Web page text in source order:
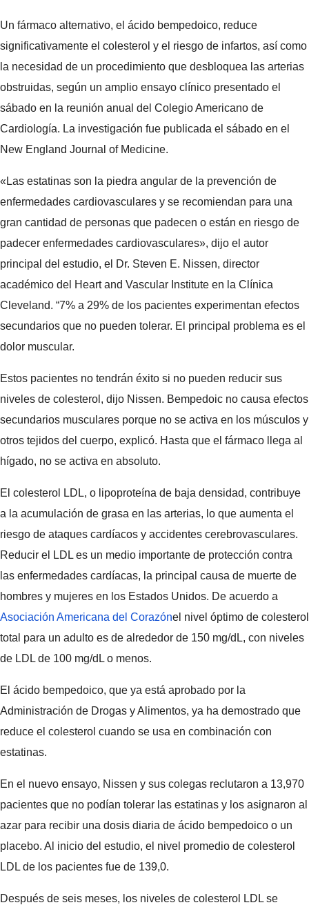
Un fármaco alternativo, el ácido bempedoico, reduce
significativamente el colesterol y el riesgo de infartos, así como
la necesidad de un procedimiento que desbloquea las arterias
obstruidas, según un amplio ensayo clínico presentado el
sábado en la reunión anual del Colegio Americano de
Cardiología. La investigación fue publicada el sábado en el
New England Journal of Medicine.
«Las estatinas son la piedra angular de la prevención de
enfermedades cardiovasculares y se recomiendan para una
gran cantidad de personas que padecen o están en riesgo de
padecer enfermedades cardiovasculares», dijo el autor
principal del estudio, el Dr. Steven E. Nissen, director
académico del Heart and Vascular Institute en la Clínica
Cleveland. “7% a 29% de los pacientes experimentan efectos
secundarios que no pueden tolerar. El principal problema es el
dolor muscular.
Estos pacientes no tendrán éxito si no pueden reducir sus
niveles de colesterol, dijo Nissen. Bempedoic no causa efectos
secundarios musculares porque no se activa en los músculos y
otros tejidos del cuerpo, explicó. Hasta que el fármaco llega al
hígado, no se activa en absoluto.
El colesterol LDL, o lipoproteína de baja densidad, contribuye
a la acumulación de grasa en las arterias, lo que aumenta el
riesgo de ataques cardíacos y accidentes cerebrovasculares.
Reducir el LDL es un medio importante de protección contra
las enfermedades cardíacas, la principal causa de muerte de
hombres y mujeres en los Estados Unidos. De acuerdo a
Asociación Americana del Corazónel nivel óptimo de colesterol
total para un adulto es de alrededor de 150 mg/dL, con niveles
de LDL de 100 mg/dL o menos.
El ácido bempedoico, que ya está aprobado por la
Administración de Drogas y Alimentos, ya ha demostrado que
reduce el colesterol cuando se usa en combinación con
estatinas.
En el nuevo ensayo, Nissen y sus colegas reclutaron a 13,970
pacientes que no podían tolerar las estatinas y los asignaron al
azar para recibir una dosis diaria de ácido bempedoico o un
placebo. Al inicio del estudio, el nivel promedio de colesterol
LDL de los pacientes fue de 139,0.
Después de seis meses, los niveles de colesterol LDL se